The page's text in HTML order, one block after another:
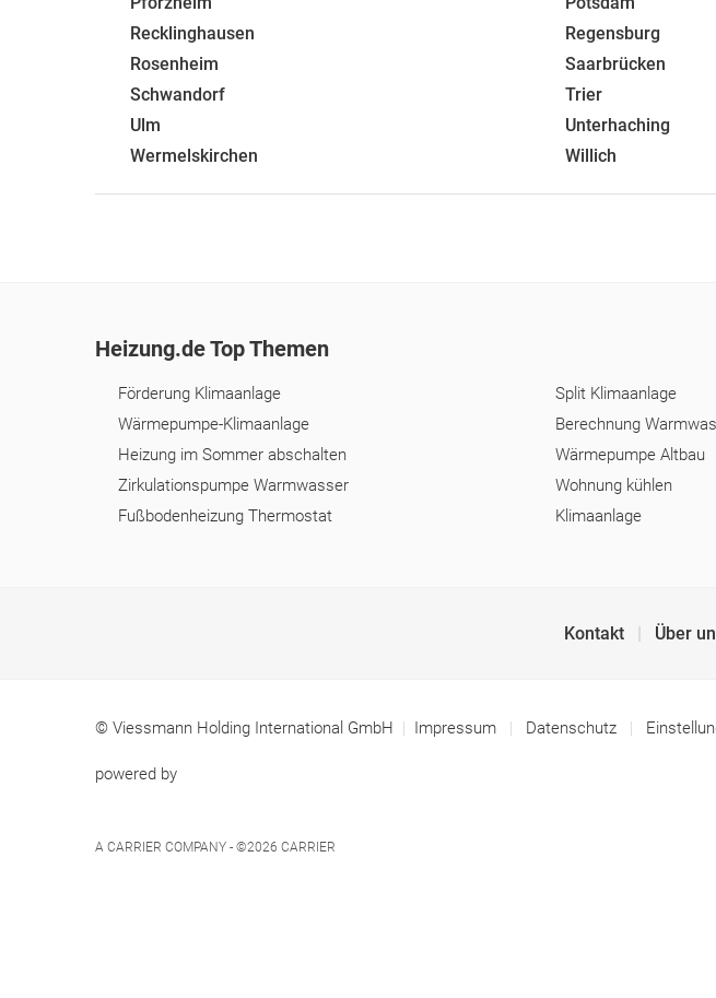
Recklinghausen
Regensburg
Rosenheim
Saarbrücken
Schwandorf
Trier
Ulm
Unterhaching
Wermelskirchen
Willich
Heizung.de Top Themen
Förderung Klimaanlage Split Klimaanlage
Wärmepumpe-Klimaanlage
Berechnung
Heizung im Sommer abschalten
Wärmepumpe Altbau
Zirkulationspumpe Warmwasser
Wohnung kühlen
Fußbodenheizung Thermostat
Klimaanlage
Kontakt Über
© Viessmann Holding International GmbH Impressum Datenschutz
powered by
A CARRIER COMPANY - ©2026 CARRIER